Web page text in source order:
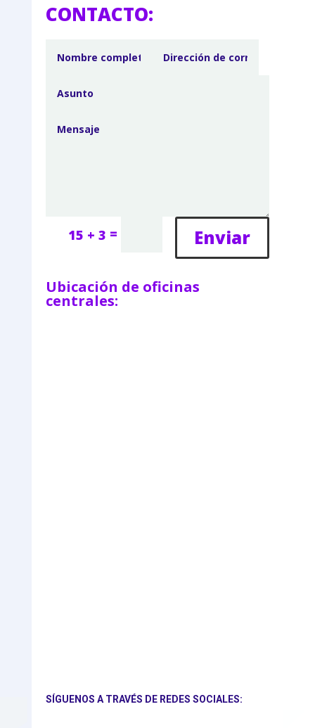
CONTACTO:
15 + 3 = Enviar
Ubicación de oficinas
centrales:
SÍGUENOS A TRAVÉS DE REDES SOCIALES: